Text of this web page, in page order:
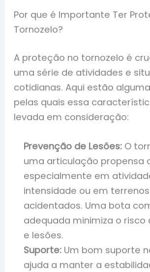
Por que é Importante Ter
Tornozelo?
A proteção no tornozelo é
uma série de atividades e
cotidianas. Aqui estão
pelas quais essa
levada em consideração:
Prevenção de Lesões: O
uma articulação propensa
especialmente em
intensidade ou em terrenos
acidentados. Uma bota
adequada minimiza o risco
e lesões.
Suporte: Um bom suporte
ajuda a manter a